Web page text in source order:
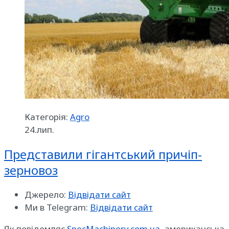
Категорія: Agro
24.лип.
Представили гігантський причіп-
зерновоз
Джерело: Відвідати сайт
Ми в Telegram: Відвідати сайт